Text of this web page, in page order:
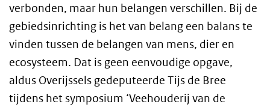
verbonden, maar hun belangen verschillen. Bij de
gebiedsinrichting is het van belang een balans te
vinden tussen de belangen van mens, dier en
ecosysteem. Dat is geen eenvoudige opgave,
aldus Overijssels gedeputeerde Tijs de Bree
tijdens het symposium ‘Veehouderij van de